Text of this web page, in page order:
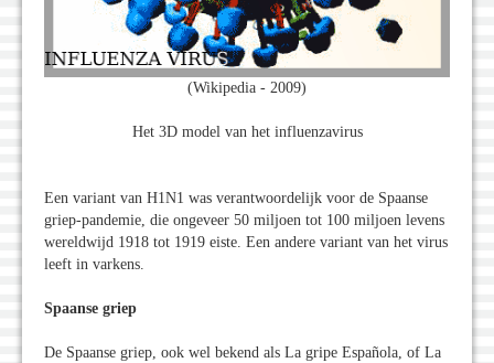
(Wikipedia - 2009)
Het 3D model van het influenzavirus
Een variant van H1N1 was verantwoordelijk voor de Spaanse
griep-pandemie, die ongeveer 50 miljoen tot 100 miljoen levens
wereldwijd 1918 tot 1919 eiste. Een andere variant van het virus
leeft in varkens.
Spaanse griep
De Spaanse griep, ook wel bekend als La gripe Española, of La